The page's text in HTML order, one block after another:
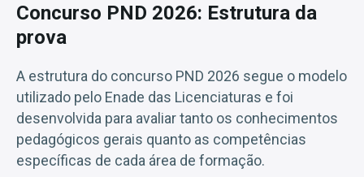
Concurso PND 2026: Estrutura da
prova
A estrutura do concurso PND 2026 segue o modelo
utilizado pelo Enade das Licenciaturas e foi
desenvolvida para avaliar tanto os conhecimentos
pedagógicos gerais quanto as competências
específicas de cada área de formação.